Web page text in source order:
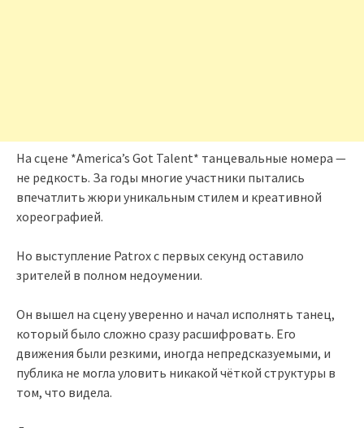
На сцене *America’s Got Talent* танцевальные номера —
не редкость. За годы многие участники пытались
впечатлить жюри уникальным стилем и креативной
хореографией.
Но выступление Patrox с первых секунд оставило
зрителей в полном недоумении.
Он вышел на сцену уверенно и начал исполнять танец,
который было сложно сразу расшифровать. Его
движения были резкими, иногда непредсказуемыми, и
публика не могла уловить никакой чёткой структуры в
том, что видела.